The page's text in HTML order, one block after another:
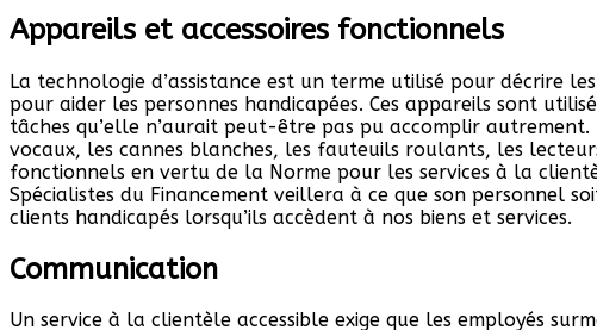
Appareils et accessoires fonctionnels
La technologie d’assistance est un terme utilisé pour décrire
pour aider les personnes handicapées. Ces appareils sont
tâches qu’elle n’aurait peut-être pas pu accomplir
vocaux, les cannes blanches, les fauteuils roulants, les
fonctionnels en vertu de la Norme pour les services à la
Spécialistes du Financement veillera à ce que son personnel
clients handicapés lorsqu’ils accèdent à nos biens et services.
Communication
Un service à la clientèle accessible exige que les employés